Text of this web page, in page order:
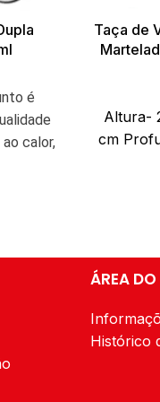
é
calor,
ou
apenas
Taça de
Altura-
cm
ÁREA DO
Histórico